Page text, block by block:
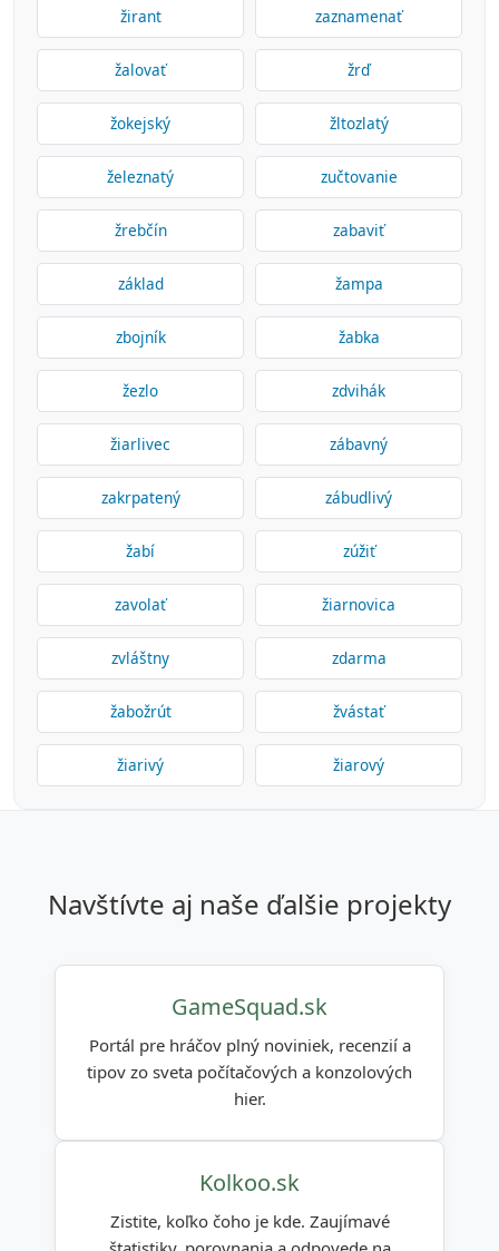
žirant zaznamenať
žalovať žrď
žokejský žltozlatý
železnatý zučtovanie
žrebčín zabaviť
základ žampa
zbojník žabka
žezlo zdvihák
žiarlivec zábavný
zakrpatený zábudlivý
žabí zúžiť
zavolať žiarnovica
zvláštny zdarma
žabožrút žvástať
žiarivý žiarový
navštívte aj naše ďalšie projekty
GameSquad.sk
Portál pre hráčov plný noviniek, recenzií a
tipov zo sveta počítačových a konzolových
hier.
Kolkoo.sk
Zistite, koľko čoho je kde. Zaujímavé